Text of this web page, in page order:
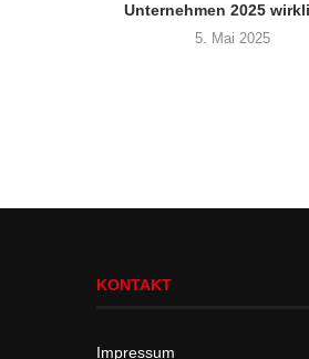
Unternehmen 2025
5. Mai 2025
KONTAKT
Impressum